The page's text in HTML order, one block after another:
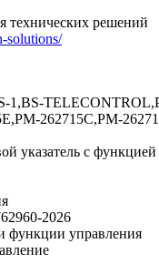
технических решений
solutions/
262715C,PM-
указатель с
2026
управления